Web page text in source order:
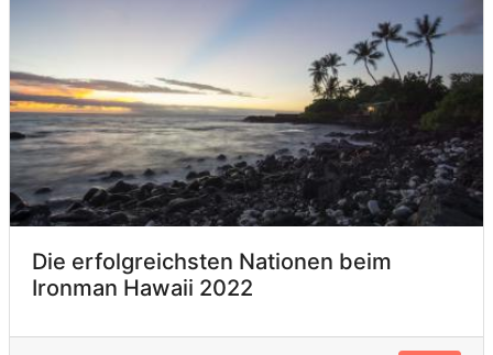
Die erfolgreichsten Nationen beim
Ironman Hawaii 2022